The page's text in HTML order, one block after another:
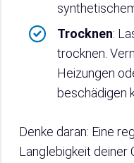
Trocknen:
trocknen.
Heizungen
beschädigen
Denke daran: Eine
Langlebigkeit deiner